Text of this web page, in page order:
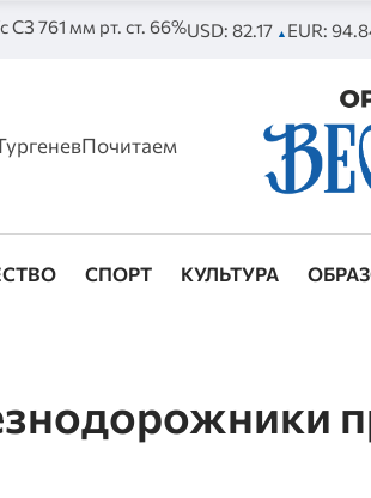
СЗ 761 мм рт. ст. 66%USD: 82.17 ▲ EUR:
СПОРТ КУЛЬТУРА